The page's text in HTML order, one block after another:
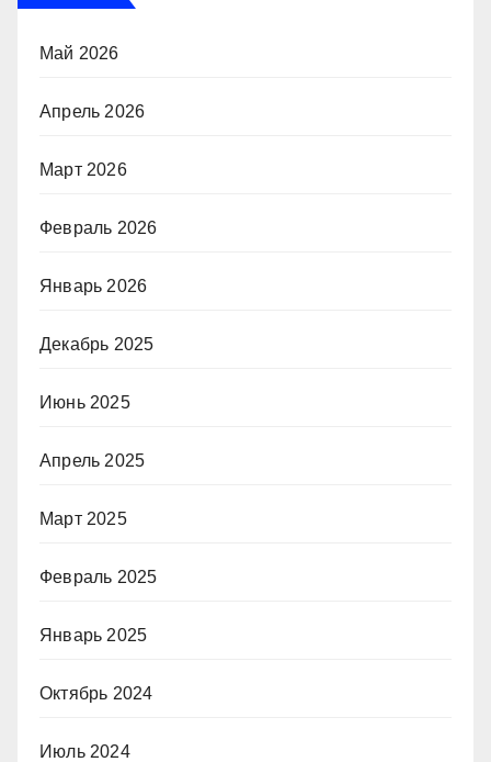
Май 2026
Апрель 2026
Март 2026
Февраль 2026
Январь 2026
Декабрь 2025
Июнь 2025
Апрель 2025
Март 2025
Февраль 2025
Январь 2025
Октябрь 2024
Июль 2024